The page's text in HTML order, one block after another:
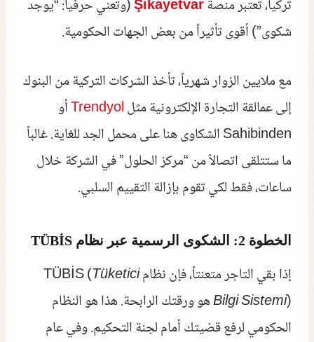
تركيا، تعتبر منصةŞikayetvar(وتعني حرفياً: “يوجد
شكوى”) أقوى تأثيراً من بعض الجهات الحكومية.
مع ملايين الزوار شهرياً، تأخذ الشركات التركية من البنوك
إلى عمالقة التجارة الإلكترونية مثلTrendyolأو
Sahibinden الشكاوى هنا على محمل الجد للغاية. غالباً
ما ستتلقى اتصالاً من “مركز الحلول” في الشركة خلال
ساعات، فقط لكي تقوم بإزالة التقييم السلبي.
الخطوة 2: الشكوى الرسمية عبر نظام TÜBİS
إذا بقي التاجر متعنتاً، فإن نظام TÜBİS (Tüketici
Bilgi Sistemi) هو ورقتك الرابحة. هذا هو النظام
الحكومي لرفع قضيتك أمام لجنة التحكيم. وفي عام